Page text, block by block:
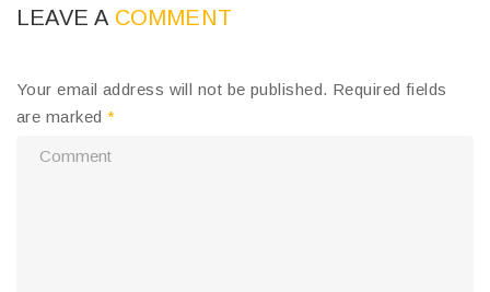
LEAVE A COMMENT
Your email address will not be published. Required fields
are marked *